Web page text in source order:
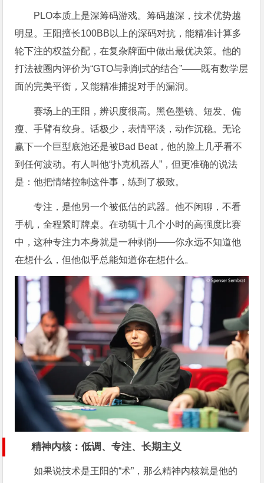
PLO本质上是深筹码游戏。筹码越深，技术优势越
明显。王阳擅长100BB以上的深码对抗，能精准计算多
轮下注的权益分配，在复杂牌面中做出最优决策。他的
打法被圈内评价为“GTO与剥削式的结合”——既有数学层
面的完美平衡，又能精准捕捉对手的漏洞。
赛场上的王阳，辨识度很高。黑色墨镜、短发、偏
瘦、手臂有纹身。话极少，表情平淡，动作沉稳。无论
赢下一个巨型底池还是被Bad Beat，他的脸上几乎看不
到任何波动。有人叫他“扑克机器人”，但更准确的说法
是：他把情绪控制这件事，练到了极致。
专注，是他另一个被低估的武器。他不闲聊，不看
手机，全程紧盯牌桌。在动辄十几个小时的高强度比赛
中，这种专注力本身就是一种剥削——你永远不知道他
在想什么，但他似乎总能知道你在想什么。
精神内核：低调、专注、长期主义
如果说技术是王阳的“术”，那么精神内核就是他的